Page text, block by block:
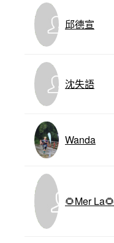
邱德宣
沈失語
Wanda
🌻Mer La🌻